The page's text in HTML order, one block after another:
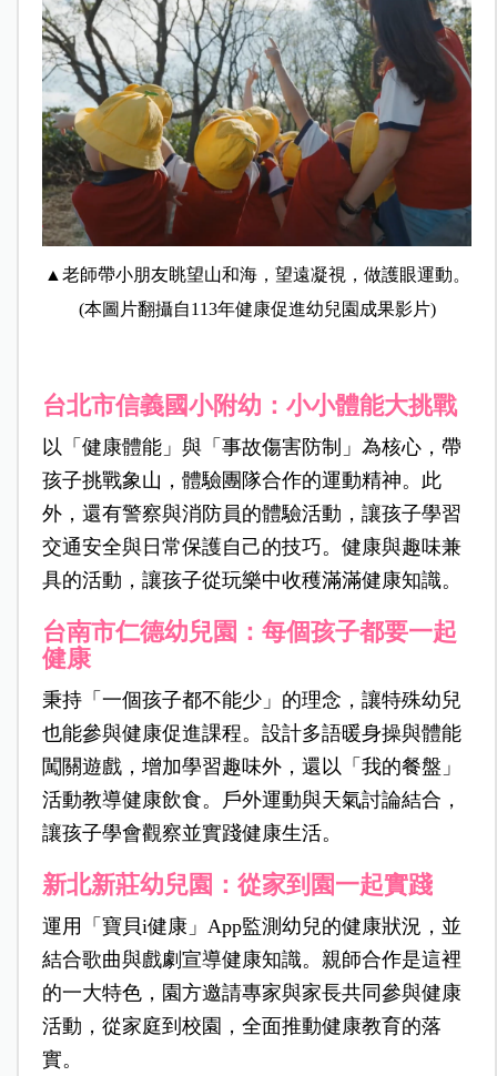
▲老師帶小朋友眺望山和海，望遠凝視，做護眼運動。
(本圖片翻攝自113年健康促進幼兒園成果影片)
台北市信義國小附幼：小小體能大挑戰
以「健康體能」與「事故傷害防制」為核心，帶
孩子挑戰象山，體驗團隊合作的運動精神。此
外，還有警察與消防員的體驗活動，讓孩子學習
交通安全與日常保護自己的技巧。健康與趣味兼
具的活動，讓孩子從玩樂中收穫滿滿健康知識。
台南市仁德幼兒園：每個孩子都要一起
健康
秉持「一個孩子都不能少」的理念，讓特殊幼兒
也能參與健康促進課程。設計多語暖身操與體能
闖關遊戲，增加學習趣味外，還以「我的餐盤」
活動教導健康飲食。戶外運動與天氣討論結合，
讓孩子學會觀察並實踐健康生活。
新北新莊幼兒園：從家到園一起實踐
運用「寶貝i健康」App監測幼兒的健康狀況，並
結合歌曲與戲劇宣導健康知識。親師合作是這裡
的一大特色，園方邀請專家與家長共同參與健康
活動，從家庭到校園，全面推動健康教育的落
實。